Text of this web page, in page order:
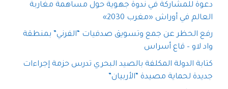
دعوة للمشاركة في ندوة جهوية حول مساهمة مغاربة
العالم في أوراش «مغرب 2030»
رفع الحظر عن جمع وتسويق صدفيات “الفرني” بمنطقة
واد لاو – قاع أسراس
كتابة الدولة المكلفة بالصيد البحري تدرس حزمة إجراءات
جديدة لحماية مصيدة “الأربيان”